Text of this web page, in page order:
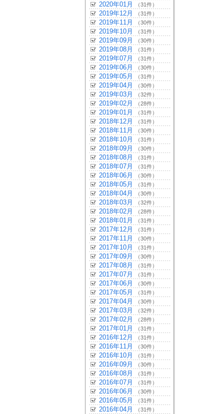
2020年01月 （31件）
2019年12月 （31件）
2019年11月 （30件）
2019年10月 （31件）
2019年09月 （30件）
2019年08月 （31件）
2019年07月 （31件）
2019年06月 （30件）
2019年05月 （31件）
2019年04月 （30件）
2019年03月 （32件）
2019年02月 （28件）
2019年01月 （31件）
2018年12月 （31件）
2018年11月 （30件）
2018年10月 （31件）
2018年09月 （30件）
2018年08月 （31件）
2018年07月 （31件）
2018年06月 （30件）
2018年05月 （31件）
2018年04月 （30件）
2018年03月 （32件）
2018年02月 （28件）
2018年01月 （31件）
2017年12月 （31件）
2017年11月 （30件）
2017年10月 （31件）
2017年09月 （30件）
2017年08月 （31件）
2017年07月 （31件）
2017年06月 （30件）
2017年05月 （31件）
2017年04月 （30件）
2017年03月 （32件）
2017年02月 （28件）
2017年01月 （31件）
2016年12月 （31件）
2016年11月 （30件）
2016年10月 （31件）
2016年09月 （30件）
2016年08月 （31件）
2016年07月 （31件）
2016年06月 （30件）
2016年05月 （31件）
2016年04月 （31件）